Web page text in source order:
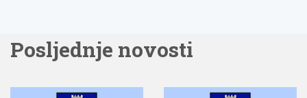
Posljednje novosti